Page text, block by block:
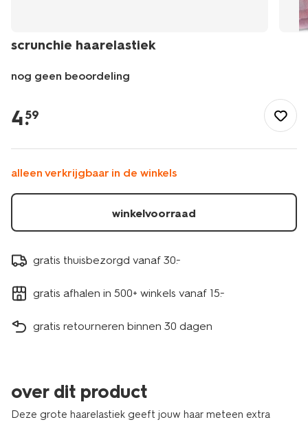
scrunchie haarelastiek
nog geen beoordeling
gezond/persoonlijke-
verzorging/haarverzorging/haaraccessoires/scrunchies/
61104553.html
4.
59
alleen verkrijgbaar in de winkels
winkelvoorraad
gratis thuisbezorgd vanaf 30.-
gratis afhalen in 500+ winkels vanaf 15.-
gratis retourneren binnen 30 dagen
over dit product
Deze grote haarelastiek geeft jouw haar meteen extra